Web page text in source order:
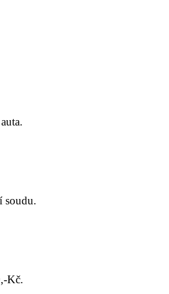
soudu.
Kč.